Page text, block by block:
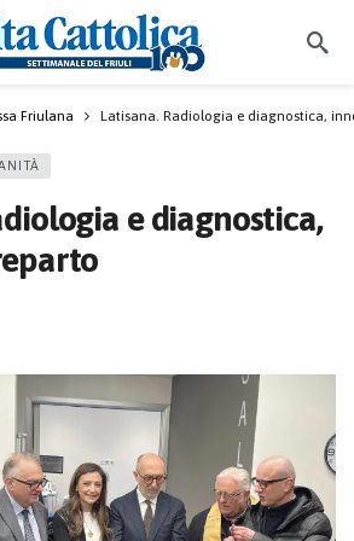
Friulana Latisana. Radiologia e diagnostica,
e diagnostica,